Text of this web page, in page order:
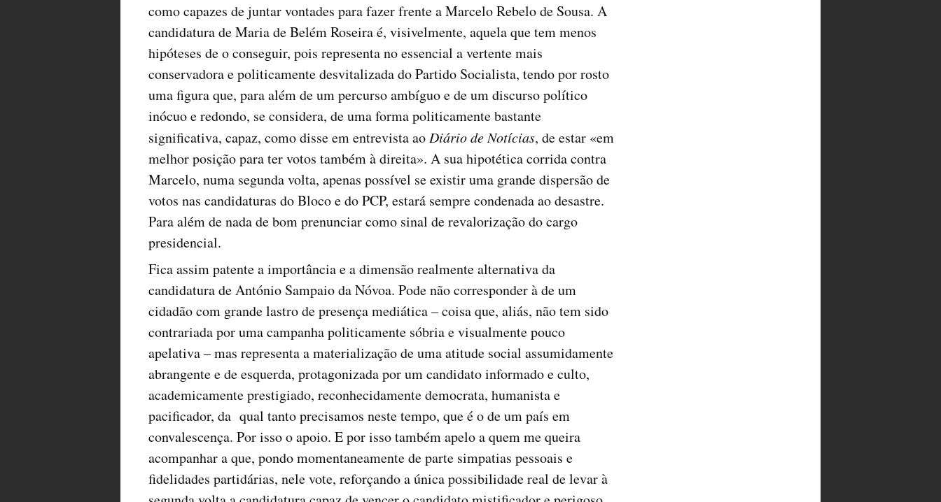
como capazes de juntar vontades para fazer frente a Marcelo Rebelo de Sousa. A
candidatura de Maria de Belém Roseira é, visivelmente, aquela que tem menos
hipóteses de o conseguir, pois representa no essencial a vertente mais
conservadora e politicamente desvitalizada do Partido Socialista, tendo por rosto
uma figura que, para além de um percurso ambíguo e de um discurso político
inócuo e redondo, se considera, de uma forma politicamente bastante
significativa, capaz, como disse em entrevista ao Diário de Notícias, de estar «em
melhor posição para ter votos também à direita». A sua hipotética corrida contra
Marcelo, numa segunda volta, apenas possível se existir uma grande dispersão de
votos nas candidaturas do Bloco e do PCP, estará sempre condenada ao desastre.
Para além de nada de bom prenunciar como sinal de revalorização do cargo
presidencial.
Fica assim patente a importância e a dimensão realmente alternativa da
candidatura de António Sampaio da Nóvoa. Pode não corresponder à de um
cidadão com grande lastro de presença mediática – coisa que, aliás, não tem sido
contrariada por uma campanha politicamente sóbria e visualmente pouco
apelativa – mas representa a materialização de uma atitude social assumidamente
abrangente e de esquerda, protagonizada por um candidato informado e culto,
academicamente prestigiado, reconhecidamente democrata, humanista e
pacificador, da qual tanto precisamos neste tempo, que é o de um país em
convalescença. Por isso o apoio. E por isso também apelo a quem me queira
acompanhar a que, pondo momentaneamente de parte simpatias pessoais e
fidelidades partidárias, nele vote, reforçando a única possibilidade real de levar à